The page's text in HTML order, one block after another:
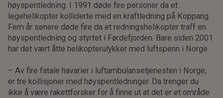
høyspentledning. I 1991 døde fire personer da et
legehelikopter kolliderte med en kraftledning på Koppang.
Fem år senere døde fire da et redningshelikopter traff en
høyspentledning og styrtet i Førdefjorden. Bare siden 2001
har det vært åtte helikopterulykker med luftspenn i Norge.
– Av fire fatale havarier i luftambulansetjenesten i Norge,
er tre kollisjoner med høyspentledninger. Da trenger du
ikke å være rakettforsker for å finne ut at det er et område